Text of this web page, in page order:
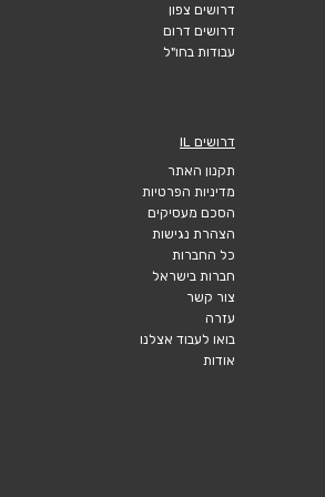
דרושים צפון
דרושים דרום
עבודות בחו"ל
דרושים IL
תקנון האתר
מדיניות הפרטיות
הסכם מעסיקים
הצהרת נגישות
כל החברות
חברות בישראל
צור קשר
עזרה
בואו לעבוד אצלנו
אודות